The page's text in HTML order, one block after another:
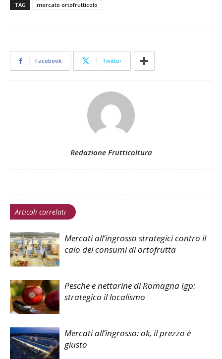
TAG mercato ortofrutticolo
Facebook Twitter
Redazione Frutticoltura
Articoli correlati
Mercati all’ingrosso strategici contro il
calo dei consumi di ortofrutta
Pesche e nettarine di Romagna Igp:
strategico il localismo
Mercati all’ingrosso: ok, il prezzo è
giusto